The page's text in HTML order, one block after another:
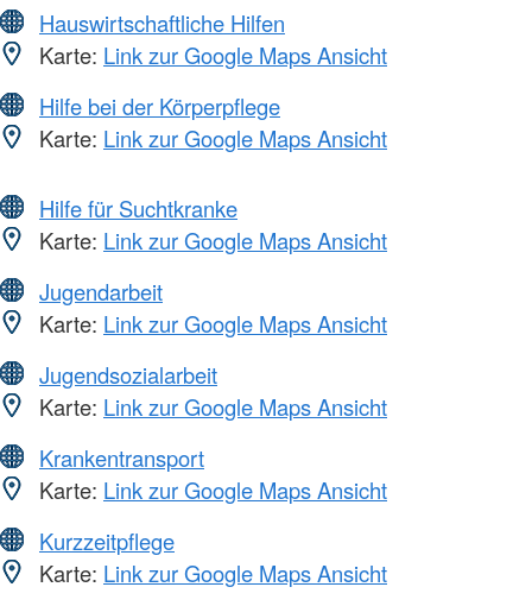
Hauswirtschaftliche Hilfen
Karte: Link zur Google Maps Ansicht
Hilfe bei der Körperpflege
Karte: Link zur Google Maps Ansicht
Hilfe für Suchtkranke
Karte: Link zur Google Maps Ansicht
Jugendarbeit
Karte: Link zur Google Maps Ansicht
Jugendsozialarbeit
Karte: Link zur Google Maps Ansicht
Krankentransport
Karte: Link zur Google Maps Ansicht
Kurzzeitpflege
Karte: Link zur Google Maps Ansicht